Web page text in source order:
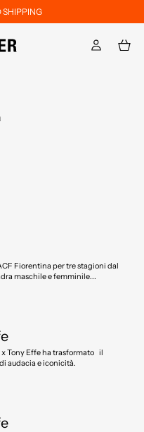
SHIPPING
maschile e femminile...
x Tony Effe ha trasformato il
audacia e iconicità.